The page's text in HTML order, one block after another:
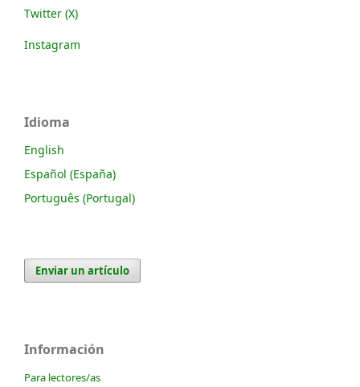
Twitter (X)
Instagram
Idioma
English
Español (España)
Português (Portugal)
Enviar un artículo
Información
Para lectores/as